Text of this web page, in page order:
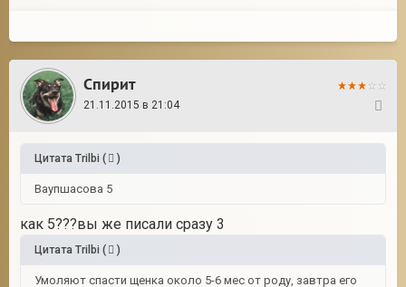
Спирит
21.11.2015 в 21:04
Цитата Trilbi ( )
Ваупшасова 5
как 5???вы же писали сразу 3
Цитата Trilbi ( )
Умоляют спасти щенка около 5-6 мес от роду, завтра его